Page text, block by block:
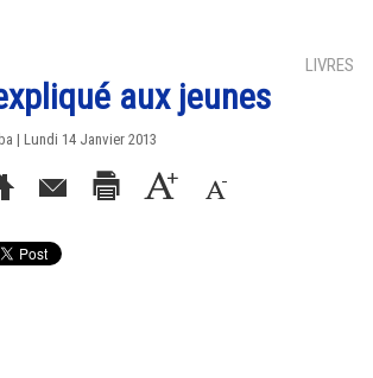
LIVRES
aux jeunes
| Lundi 14 Janvier 2013